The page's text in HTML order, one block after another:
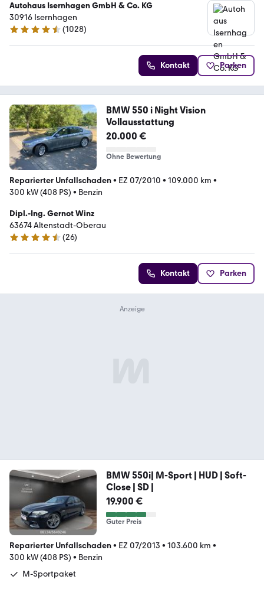
Autohaus Isernhagen GmbH & Co. KG
30916 Isernhagen
4.5 Sterne
(1028)
Kontakt Parken
BMW 550 i Night Vision
Vollausstattung
20.000 €
Ohne Bewertung
Reparierter Unfallschaden• EZ 07/2010 • 109.000 km •
300 kW (408 PS) • Benzin
Dipl.-Ing. Gernot Winz
63674 Altenstadt-Oberau
4.7 Sterne
(26)
Kontakt Parken
BMW 550i| M-Sport | HUD | Soft-
Close | SD |
19.900 €
Guter Preis
Reparierter Unfallschaden• EZ 07/2013 • 103.600 km •
300 kW (408 PS) • Benzin
M-Sportpaket